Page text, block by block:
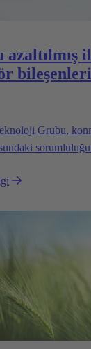
azaltılmış
Grubu,
ilk CO2
şekilde üreten